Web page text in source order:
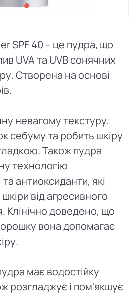
SPF 40 – це пудра, що
UVA та UVB сонячних
Створена на основі
невагому текстуру,
себуму та робить шкіру
Також пудра
технологію
антиоксиданти, які
від агресивного
Клінічно доведено, що
вона допомагає
має водостійку
розгладжує і пом'якшує